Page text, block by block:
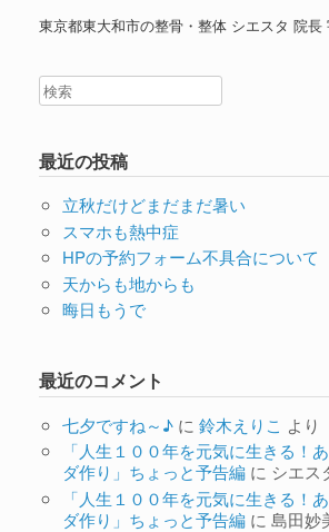
東京都東大和市の整骨・整体 シエスタ 院長
最近の投稿
立秋だけどまだまだ暑い
スマホも熱中症
HPの予約フォーム不具合について
天からも地からも
晦日もうで
最近のコメント
七夕ですね～♪に 鈴木えりこ より
「人生１００年を元気に生きる！
ダ作り」ちょっと予告編に シエス
「人生１００年を元気に生きる！
ダ作り」ちょっと予告編に 島田妙